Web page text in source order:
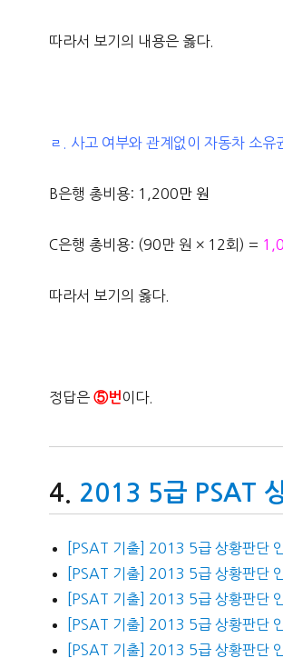
따라서 보기의 내용은 옳다.
ㄹ. 사고 여부와 관계없이 자동차 소
B은행 총비용: 1,200만 원
C은행 총비용: (90만 원 × 12회) =
따라서 보기의 옳다.
정답은 ⑤번 이다.
2013 5급 PSAT
[PSAT 기출] 2013 5급 상황판단
[PSAT 기출] 2013 5급 상황판단
[PSAT 기출] 2013 5급 상황판단
[PSAT 기출] 2013 5급 상황판단
[PSAT 기출] 2013 5급 상황판단